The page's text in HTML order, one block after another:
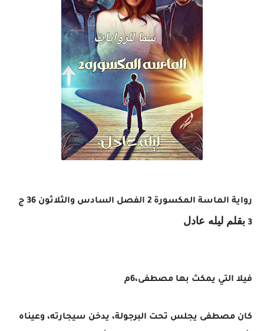
رواية الماسة المكسورة 2 الفصل السادس والثلاثون 36 ج
3 بقلم ليله عادل
فيلا التي يمكث بها مصطفى،6م
كان مصطفى يجلس تحت البرجولة، يدخن سيجارته، وعيناه